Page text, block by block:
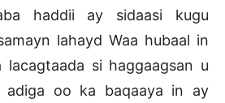
haddii ay sidaasi kugu
lahayd Waa hubaal in
lacagtaada si haggaagsan u
adiga oo ka baqaaya in ay